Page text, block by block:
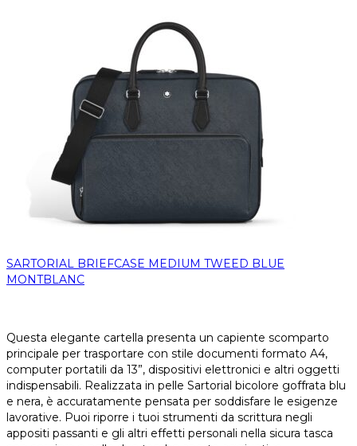
SARTORIAL BRIEFCASE MEDIUM TWEED BLUE
MONTBLANC
Questa elegante cartella presenta un capiente scomparto
principale per trasportare con stile documenti formato A4,
computer portatili da 13”, dispositivi elettronici e altri oggetti
indispensabili. Realizzata in pelle Sartorial bicolore goffrata blu
e nera, è accuratamente pensata per soddisfare le esigenze
lavorative. Puoi riporre i tuoi strumenti da scrittura negli
appositi passanti e gli altri effetti personali nella sicura tasca